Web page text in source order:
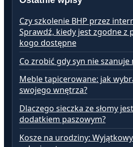
Czy szkolenie BHP przez
Sprawdź, kiedy jest zgodne z
kogo dostępne
Co zrobić gdy syn nie szanuje
Meble tapicerowane: jak
swojego wnętrza?
Dlaczego sieczka ze słomy
dodatkiem paszowym?
Kosze na urodziny: